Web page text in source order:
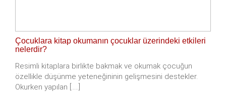
Çocuklara kitap okumanın çocuklar üzerindeki etkileri
nelerdir?
Resimli kitaplara birlikte bakmak ve okumak çocuğun
özellikle düşünme yeteneğininin gelişmesini destekler.
Okurken yapılan [.....]